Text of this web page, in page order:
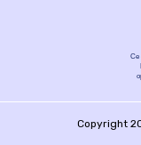
Ce
Copyright